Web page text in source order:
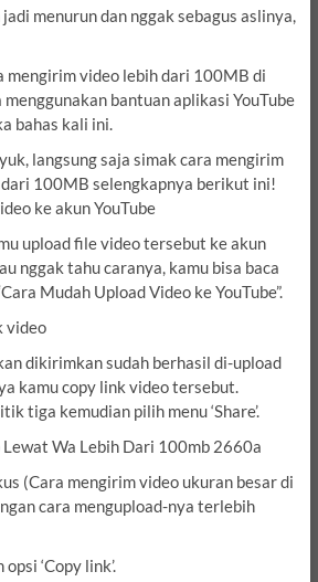
menurun dan nggak sebagus aslinya,
mengirim video lebih dari 100MB di
bantuan aplikasi YouTube
bahas kali ini.
langsung saja simak cara mengirim
100MB selengkapnya berikut ini!
ke akun YouTube
upload file video tersebut ke akun
nggak tahu caranya, kamu bisa baca
Mudah Upload Video ke YouTube”.
video
dikirimkan sudah berhasil di-upload
kamu copy link video tersebut.
tiga kemudian pilih menu ‘Share’.
Wa Lebih Dari 100mb 2660a
(Cara mengirim video ukuran besar di
cara mengupload-nya terlebih
‘Copy link’.